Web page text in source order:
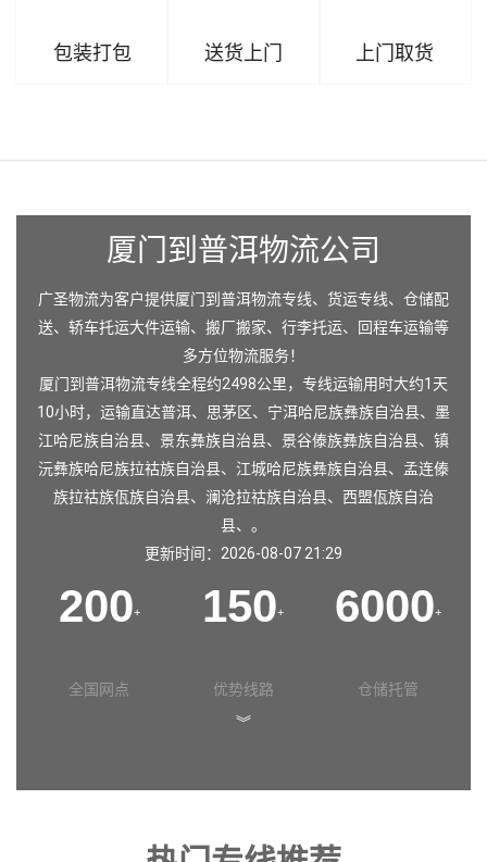
包装打包 送货上门 上门取货
厦门到普洱物流公司
广圣物流为客户提供厦门到普洱物流专线、货运专线、仓储配
送、轿车托运大件运输、搬厂搬家、行李托运、回程车运输等
多方位物流服务！
厦门到普洱物流专线全程约2498公里，专线运输用时大约1天
10小时，运输直达普洱、 思茅区、 宁洱哈尼族彝族自治县、 墨
江哈尼族自治县、 景东彝族自治县、 景谷傣族彝族自治县、 镇
沅彝族哈尼族拉祜族自治县、 江城哈尼族彝族自治县、 孟连傣
族拉祜族佤族自治县、 澜沧拉祜族自治县、 西盟佤族自治
县、。
更新时间：2026-08-07 21:29
200+
全国网点
150+
优势线路
6000+
仓储托管
︾